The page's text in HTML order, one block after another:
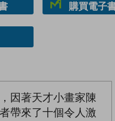
購買電子
因著天才小畫家陳
帶來了十個令人激